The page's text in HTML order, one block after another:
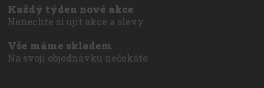
Každý týden nové akce
Nenechte si ujít akce a slevy
Vše máme skladem
Na svoji objednávku nečekáte